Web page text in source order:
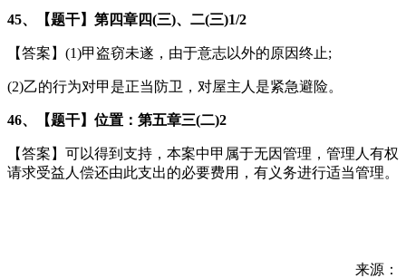
45、【题干】第四章四(三)、二(三)1/2
【答案】(1)甲盗窃未遂，由于意志以外的原因终止;
(2)乙的行为对甲是正当防卫，对屋主人是紧急避险。
46、【题干】位置：第五章三(二)2
【答案】可以得到支持，本案中甲属于无因管理，管理人有权
请求受益人偿还由此支出的必要费用，有义务进行适当管理。
来源：